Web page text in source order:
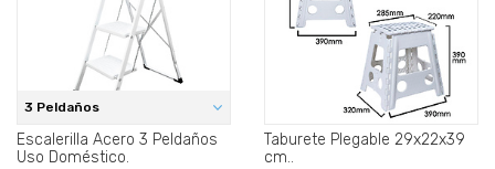
3 Peldaños
Escalerilla Acero 3 Peldaños
Uso Doméstico.
Taburete Plegable 29x22x39
cm..